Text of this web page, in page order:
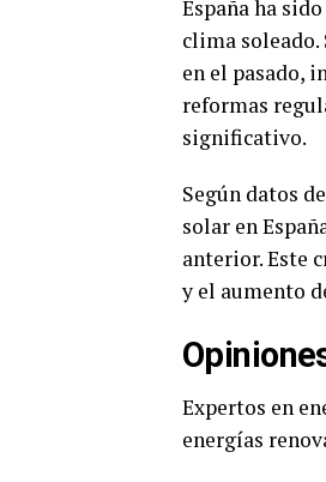
España ha
clima soleado.
en el pasado,
reformas
significativo.
Según datos
solar en
anterior. Este
y el aumento
Expertos en
energías